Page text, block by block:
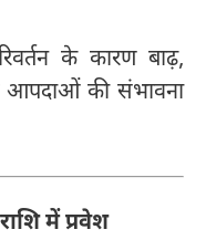
के कारण बाढ़,
आपदाओं की संभावना
में प्रवेश